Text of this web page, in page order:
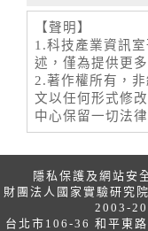
【聲明】
1.科技產業資訊
述，僅為提供更
2.著作權所有，
文以任何形式修
中心保留一切法
隱私保護及網站安
財團法人國家實驗研究
2003-
台北市106-36 和平東